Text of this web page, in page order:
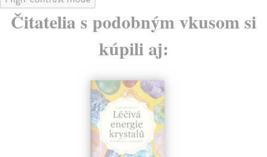
Čitatelia s podobným vkusom si
kúpili aj: